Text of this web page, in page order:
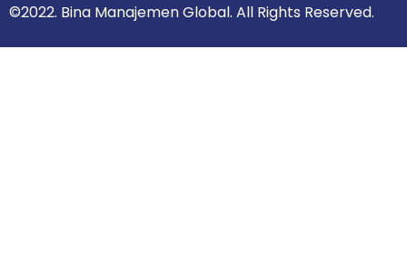
©2022. Bina Manajemen Global. All Rights Reserved.